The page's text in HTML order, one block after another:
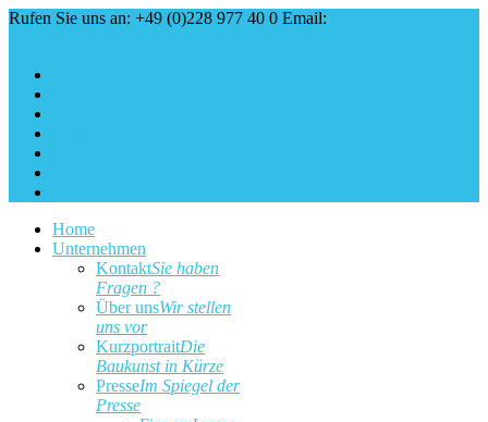
Rufen Sie uns an: +49 (0)228 977 40 0 Email:
Home
Unternehmen
KontaktSie haben
Fragen ?
Über unsWir stellen
uns vor
KurzportraitDie
Baukunst in Kürze
PresseIm Spiegel der
Presse